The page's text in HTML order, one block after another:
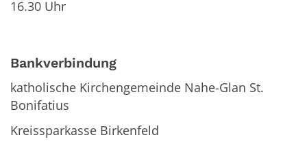
16.30 Uhr
Bankverbindung
katholische Kirchengemeinde Nahe-Glan St.
Bonifatius
Kreissparkasse Birkenfeld